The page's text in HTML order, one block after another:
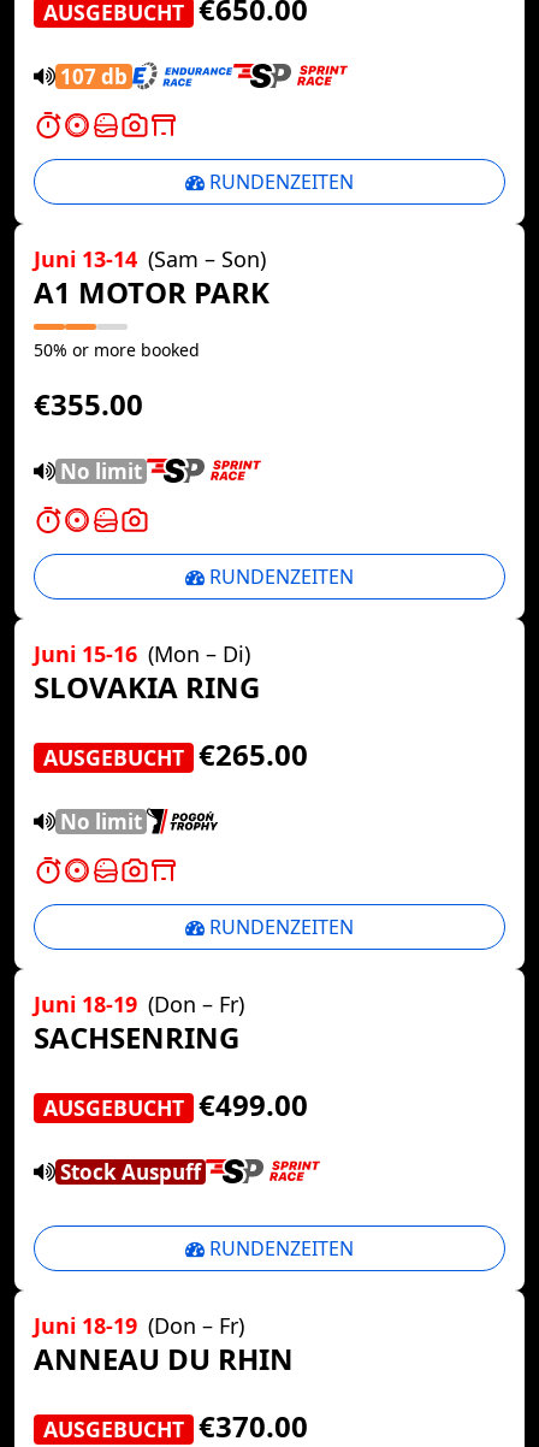
AUSGEBUCHT €650.00
107 db
RUNDENZEITEN
Juni 13-14 (Sam – Son)
A1 MOTOR PARK
50% or more booked
€355.00
No limit
RUNDENZEITEN
Juni 15-16 (Mon – Di)
SLOVAKIA RING
AUSGEBUCHT €265.00
No limit
RUNDENZEITEN
Juni 18-19 (Don – Fr)
SACHSENRING
AUSGEBUCHT €499.00
Stock Auspuff
RUNDENZEITEN
Juni 18-19 (Don – Fr)
ANNEAU DU RHIN
AUSGEBUCHT €370.00